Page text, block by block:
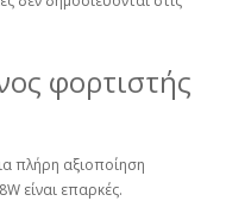
φορτιστής
πλήρη αξιοποίηση
είναι επαρκές.